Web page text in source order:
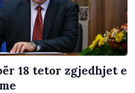
18 tetor zgjedhjet e